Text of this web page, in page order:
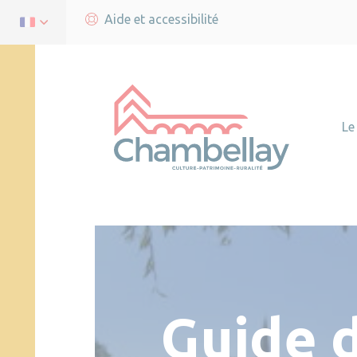
Aide et accessibilité
Guide